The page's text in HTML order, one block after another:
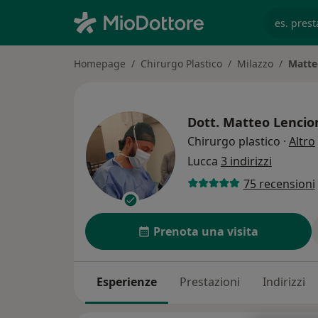
Homepage Chirurgo Plastico Milazzo
Dott. Matteo
Chirurgo plastico · Altro
Lucca 3 indirizzi
75 recensioni
Prenota una visita
Esperienze Prestazioni Indirizzi